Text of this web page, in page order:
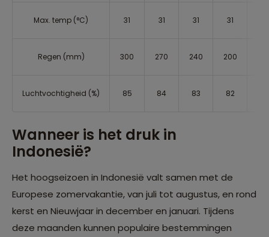
Max. temp (°C) 31 31 31 31
Regen (mm) 300 270 240 200
Luchtvochtigheid (%) 85 84 83 82
Wanneer is het druk in
Indonesië?
Het hoogseizoen in Indonesië valt samen met de
Europese zomervakantie, van juli tot augustus, en rond
kerst en Nieuwjaar in december en januari. Tijdens
deze maanden kunnen populaire bestemmingen